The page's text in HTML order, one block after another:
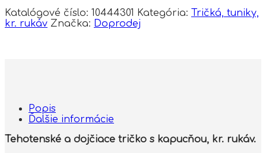
Katalógové číslo: 10444301 Kategória: Tričká, tuniky,
kr. rukáv Značka: Doprodej
Popis
Ďalšie informácie
Tehotenské a dojčiace tričko s kapucňou, kr. rukáv.